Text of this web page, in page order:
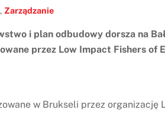
,Zarządzanie
i plan odbudowy dorsza na
przez Low Impact Fishers of
w Brukseli przez organizację